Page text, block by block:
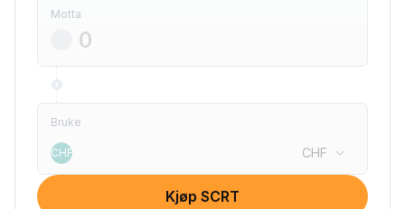
Motta
Bruke
CHF CHF
Kjøp SCRT